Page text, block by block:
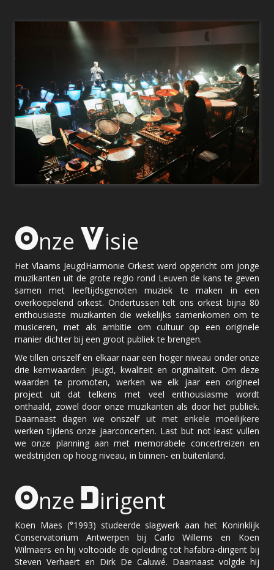
Onze Visie
Het Vlaams JeugdHarmonie Orkest werd opgericht om jonge
muzikanten uit de grote regio rond Leuven de kans te geven
samen met leeftijdsgenoten muziek te maken in een
overkoepelend orkest. Ondertussen telt ons orkest bijna 80
enthousiaste muzikanten die wekelijks samenkomen om te
musiceren, met als ambitie om cultuur op een originele
manier dichter bij een groot publiek te brengen.
We tillen onszelf en elkaar naar een hoger niveau onder onze
drie kernwaarden: jeugd, kwaliteit en originaliteit. Om deze
waarden te promoten, werken we elk jaar een origineel
project uit dat telkens met veel enthousiasme wordt
onthaald, zowel door onze muzikanten als door het publiek.
Daarnaast dagen we onszelf uit met enkele moeilijkere
werken tijdens onze jaarconcerten. Last but not least vullen
we onze planning aan met memorabele concertreizen en
wedstrijden op hoog niveau, in binnen- en buitenland.
Onze Dirigent
Koen Maes (°1993) studeerde slagwerk aan het Koninklijk
Conservatorium Antwerpen bij Carlo Willems en Koen
Wilmaers en hij voltooide de opleiding tot hafabra-dirigent bij
Steven Verhaert en Dirk De Caluwé. Daarnaast volgde hij